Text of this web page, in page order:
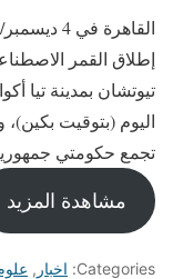
القاهرة
تيوتشان بمدينة تيا
اليوم (بتوقيت
تجمع حكومتي
مشاهدة المزيد
Categories: اخبار ,